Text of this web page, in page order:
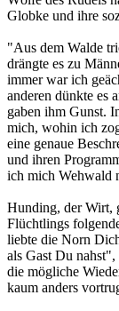
Globke und ihre
"Aus dem Walde
drängte es zu
immer war ich
anderen dünkte es
gaben ihm Gunst.
mich, wohin ich
eine genaue
und ihren
ich mich Wehwald
Hunding, der Wirt,
Flüchtlings
liebte die Norn
als Gast Du
die mögliche
kaum anders